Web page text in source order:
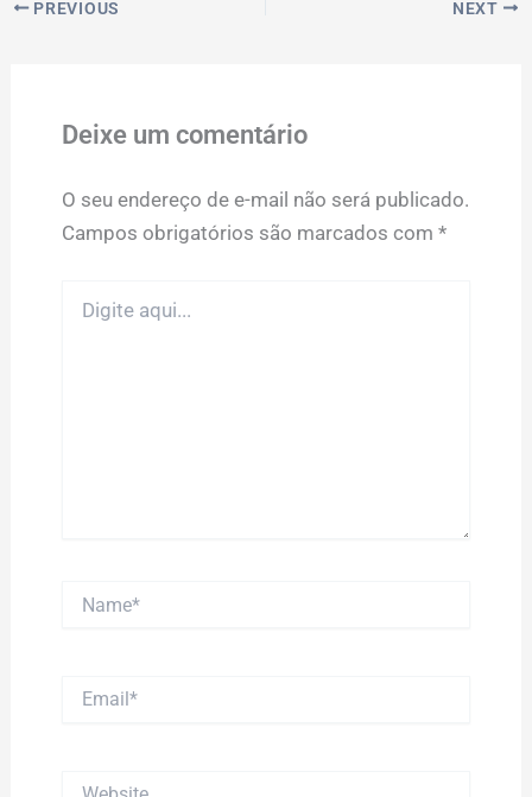
PREVIOUS NEXT
Deixe um comentário
O seu endereço de e-mail não será publicado.
Campos obrigatórios são marcados com *
aqui...